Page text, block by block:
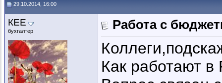
29.10.2014, 16:00
КЕЕ
бухгалтер Работа с
Как работают